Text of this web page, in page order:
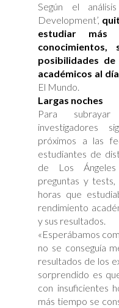
Según el
Development’,
estudiar
posibilidades
académicos al
El Mundo.
Largas noches
Para
investigadores
próximos a las
estudiantes de
de Los Ángeles
preguntas y
horas que
rendimiento
y sus resultados.
«Esperábamos
no se conseguía
resultados de los
sorprendido es
con insuficientes
más tiempo se